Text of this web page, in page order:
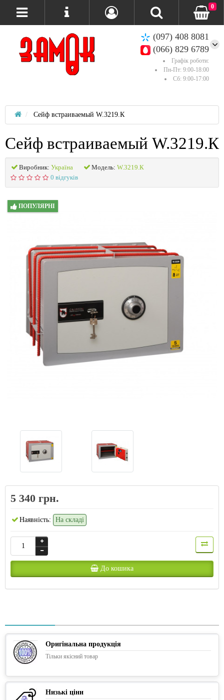
(097) 408 8081
(066) 829 6789
Графік роботи:
Пн-Пт: 9:00-18:00
Сб: 9:00-17:00
0
Сейф встраиваемый W.3219.К
Сейф встраиваемый W.3219.К
Виробник: Україна Модель: W.3219.К
0 відгуків
ПОПУЛЯРНІ
5 340 грн.
Наявність: На складі
До кошика
Оригінальна продукція
Тільки якісний товар
Низькі ціни